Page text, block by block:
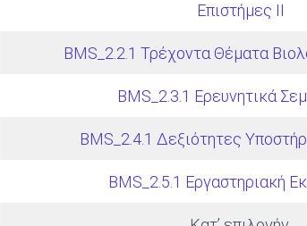
Επιστήμες II
BMS_2.2.1 Τρέχοντα Θέματα
BMS_2.3.1 Ερευνητικά
BMS_2.4.1 Δεξιότητες
BMS_2.5.1 Εργαστηριακή